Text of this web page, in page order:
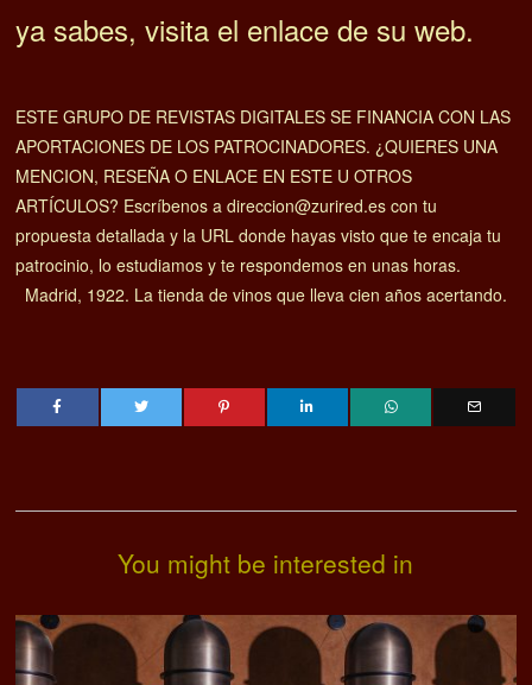
ya sabes, visita el enlace de su web.
ESTE GRUPO DE REVISTAS DIGITALES SE FINANCIA CON LAS
APORTACIONES DE LOS PATROCINADORES. ¿QUIERES UNA
MENCION, RESEÑA O ENLACE EN ESTE U OTROS
ARTÍCULOS? Escríbenos a direccion@zurired.es con tu
propuesta detallada y la URL donde hayas visto que te encaja tu
patrocinio, lo estudiamos y te respondemos en unas horas.
Madrid, 1922. La tienda de vinos que lleva cien años acertando.
You might be interested in